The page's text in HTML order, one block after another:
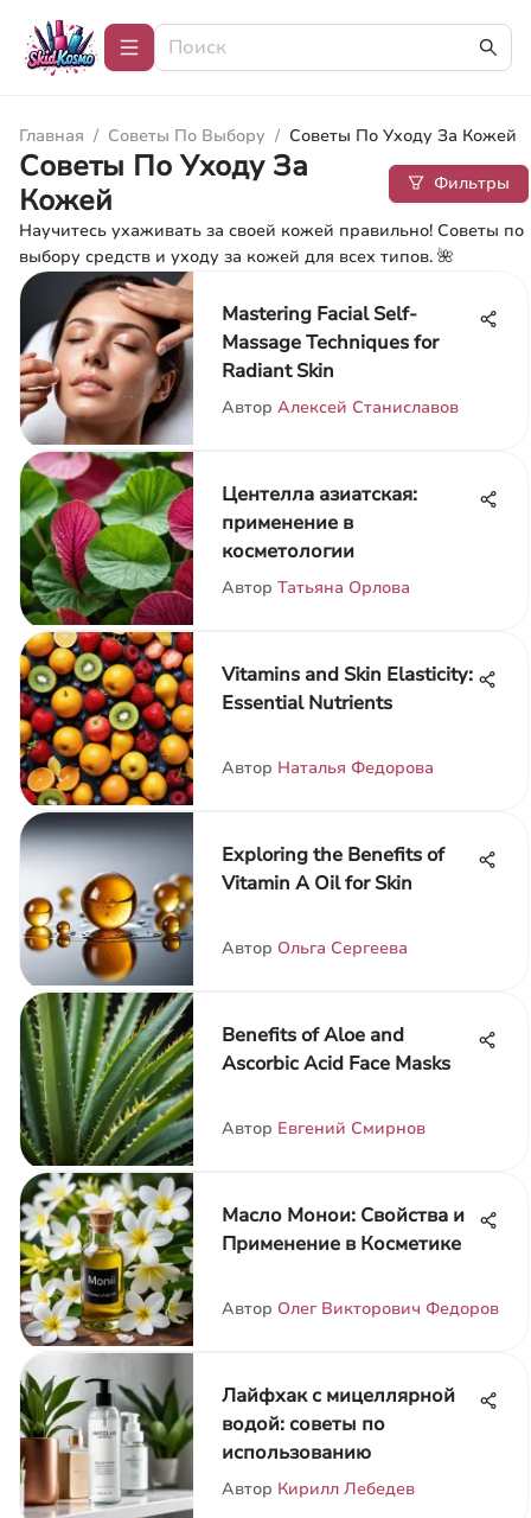
Главная / Советы По Выбору / Советы По Уходу За Кожей
Советы По Уходу За
Кожей
Фильтры
Научитесь ухаживать за своей кожей правильно! Советы по
выбору средств и уходу за кожей для всех типов. 🌺
Mastering Facial Self-
Massage Techniques for
Radiant Skin
Автор Алексей Станиславов
Центелла азиатская:
применение в
косметологии
Автор Татьяна Орлова
Vitamins and Skin Elasticity:
Essential Nutrients
Автор Наталья Федорова
Exploring the Benefits of
Vitamin A Oil for Skin
Автор Ольга Сергеева
Benefits of Aloe and
Ascorbic Acid Face Masks
Автор Евгений Смирнов
Масло Монои: Свойства и
Применение в Косметике
Автор Олег Викторович Федоров
Лайфхак с мицеллярной
водой: советы по
использованию
Автор Кирилл Лебедев